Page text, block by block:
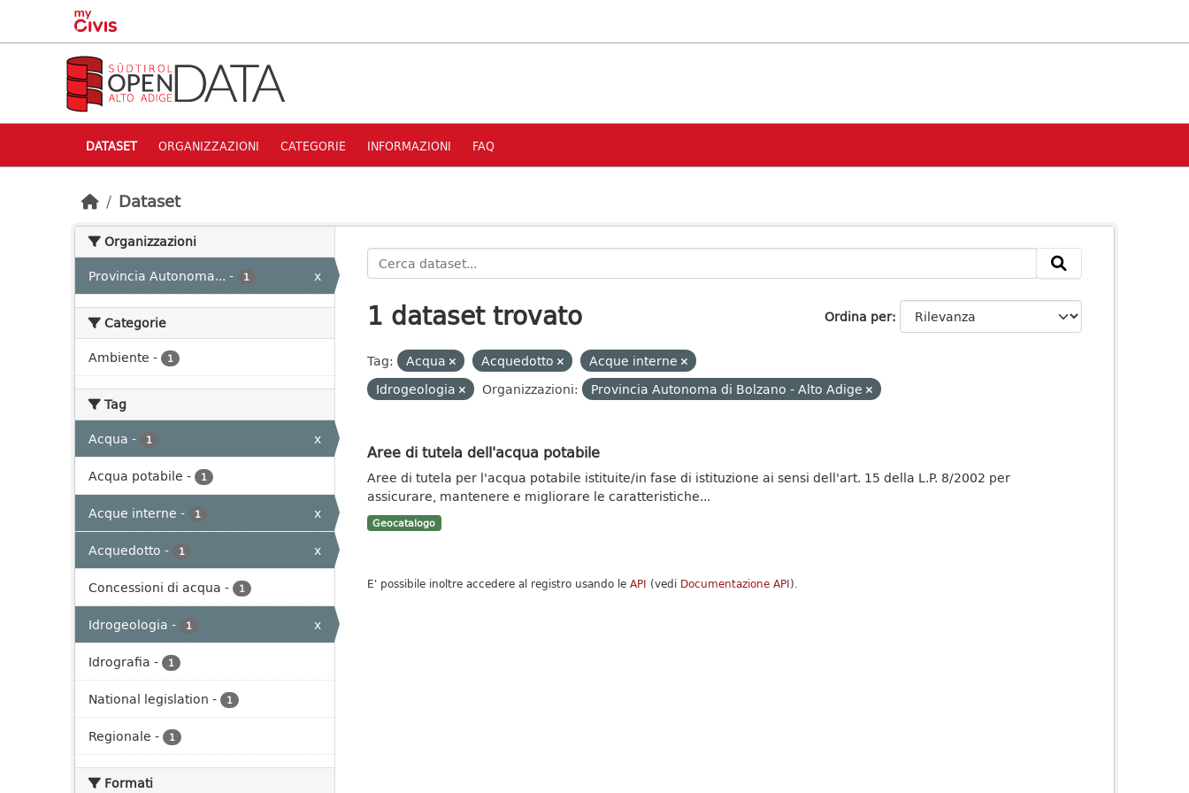
Skip to main content
DATASET ORGANIZZAZIONI CATEGORIE INFORMAZIONI FAQ
Dataset
Organizzazioni
Provincia Autonoma... - 1 x
Categorie
Ambiente - 1
Tag
Acqua - 1
x
Acqua potabile - 1
Acque interne - 1
x
Acquedotto - 1
x
Concessioni di acqua - 1
Idrogeologia - 1
x
Idrografia - 1
National legislation - 1
Regionale - 1
Formati
Ordina per
1 dataset trovato
Tag: Acqua Acquedotto
Acque interne
Idrogeologia
Organizzazioni: Provincia Autonoma di Bolzano - Alto Adige
Aree di tutela dell'acqua potabile
Aree di tutela per l'acqua potabile istituite/in fase di istituzione ai sensi dell'art. 15 della L.P. 8/2002 per
assicurare, mantenere e migliorare le caratteristiche...
Geocatalogo
E' possibile inoltre accedere al registro usando le API (vedi Documentazione API).